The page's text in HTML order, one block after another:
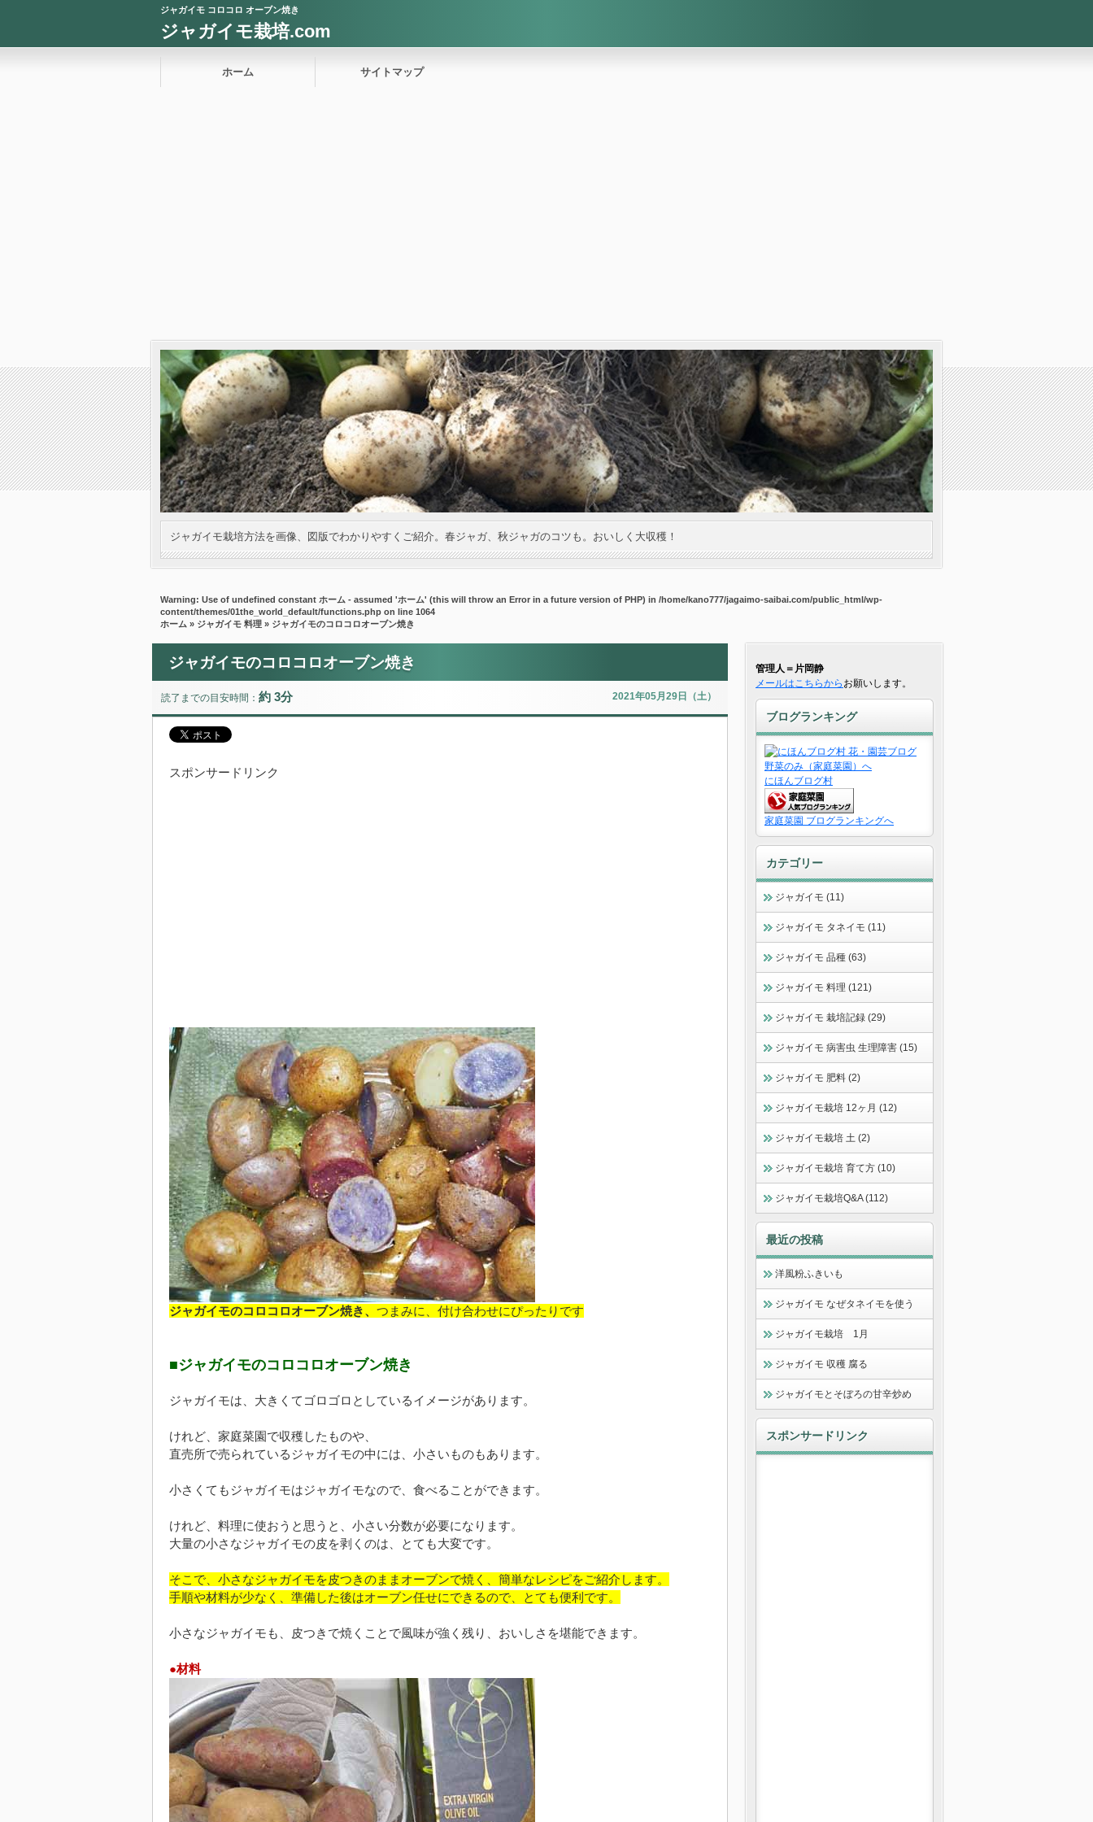
ジャガイモ コロコロ オーブン焼き
ジャガイモ栽培.com
ホーム サイトマップ
ジャガイモ栽培方法を画像、図版でわかりやすくご紹介。春ジャガ、秋ジャガのコツも。おいしく大収穫！
Warning: Use of undefined constant ホーム - assumed 'ホーム' (this will throw an Error in a future version of PHP) in /home/kano777/jagaimo-saibai.com/public_html/wp-
content/themes/01the_world_default/functions.php on line 1064
ホーム » ジャガイモ 料理 » ジャガイモのコロコロオーブン焼き
ジャガイモのコロコロオーブン焼き
読了までの目安時間： 約 3分 2021年05月29日（土）
スポンサードリンク
ジャガイモのコロコロオーブン焼き、 つまみに、付け合わせにぴったりです
■ジャガイモのコロコロオーブン焼き
ジャガイモは、大きくてゴロゴロとしているイメージがあります。
けれど、家庭菜園で収穫したものや、
直売所で売られているジャガイモの中には、小さいものもあります。
小さくてもジャガイモはジャガイモなので、食べることができます。
けれど、料理に使おうと思うと、小さい分数が必要になります。
大量の小さなジャガイモの皮を剥くのは、とても大変です。
そこで、小さなジャガイモを皮つきのままオーブンで焼く、簡単なレシピをご紹介します。
手順や材料が少なく、準備した後はオーブン任せにできるので、とても便利です。
小さなジャガイモも、皮つきで焼くことで風味が強く残り、おいしさを堪能できます。
●材料
管理人＝片岡静
メールはこちらから お願いします。
ブログランキング
にほんブログ村
家庭菜園 ブログランキングへ
カテゴリー
ジャガイモ (11)
ジャガイモ タネイモ (11)
ジャガイモ 品種 (63)
ジャガイモ 料理 (121)
ジャガイモ 栽培記録 (29)
ジャガイモ 病害虫 生理障害 (15)
ジャガイモ 肥料 (2)
ジャガイモ栽培 12ヶ月 (12)
ジャガイモ栽培 土 (2)
ジャガイモ栽培 育て方 (10)
ジャガイモ栽培Q&A (112)
最近の投稿
洋風粉ふきいも
ジャガイモ なぜタネイモを使う
ジャガイモ栽培 1月
ジャガイモ 収穫 腐る
ジャガイモとそぼろの甘辛炒め
スポンサードリンク